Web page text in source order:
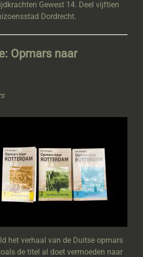
Gewest 14. Deel vijftien
Dordrecht.
Opmars naar
het verhaal van de Duitse opmars
de titel al doet vermoeden naar